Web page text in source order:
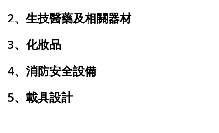
2、生技醫藥及相關器材
3、化妝品
4、消防安全設備
5、載具設計